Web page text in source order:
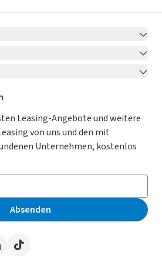
Leasing-Angebote und weitere
von uns und den mit
Unternehmen, kostenlos
Absenden